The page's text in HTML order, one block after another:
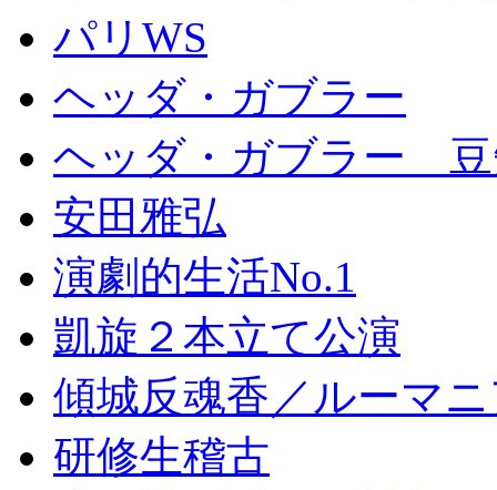
パリWS
ヘッダ・ガブラー
ヘッダ・ガブラー 豆
安田雅弘
演劇的生活No.1
凱旋２本立て公演
傾城反魂香／ルーマ
研修生稽古